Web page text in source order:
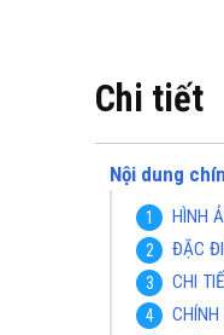
Chi tiết
Nội dung
HÌNH
ĐẶC
CHI